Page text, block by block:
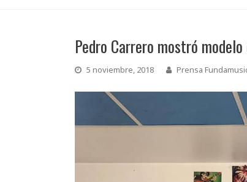
Pedro Carrero mostró
5 noviembre, 2018 Prensa